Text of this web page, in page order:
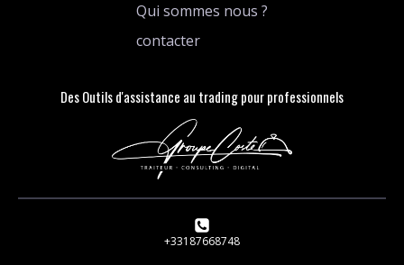
Qui sommes nous ?
contacter
Des Outils d'assistance au trading pour professionnels
+33187668748